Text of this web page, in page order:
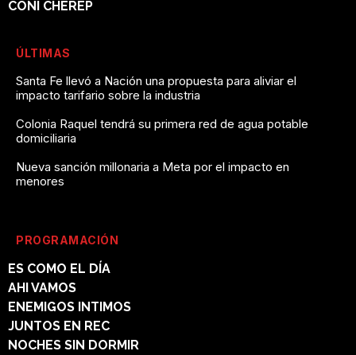
CONI CHEREP
ÚLTIMAS
Santa Fe llevó a Nación una propuesta para aliviar el
impacto tarifario sobre la industria
Colonia Raquel tendrá su primera red de agua potable
domiciliaria
Nueva sanción millonaria a Meta por el impacto en
menores
PROGRAMACIÓN
ES COMO EL DÍA
AHI VAMOS
ENEMIGOS INTIMOS
JUNTOS EN REC
NOCHES SIN DORMIR